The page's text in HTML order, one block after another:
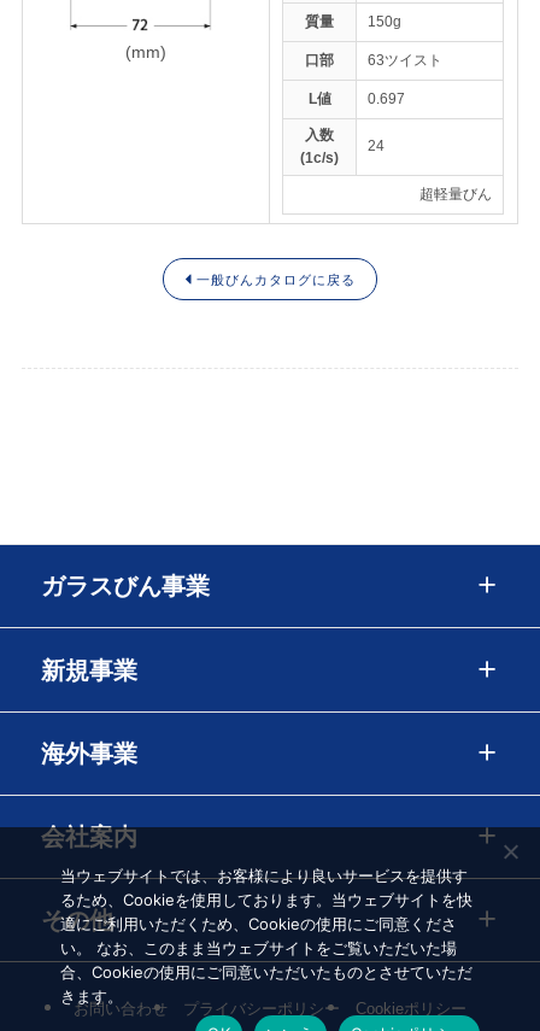
トップページ
(mm)
質量 150g
口部 63ツイスト
L値 0.697
入数
(1c/s)
24
超軽量びん
一般びんカタログに戻る
ガラスびん事業
新規事業
海外事業
会社案内
その他
お問い合わせ プライバシーポリシー Cookieポリシー
当ウェブサイトでは、お客様により良いサービスを提供す
るため、Cookieを使用しております。当ウェブサイトを快
適にご利用いただくため、Cookieの使用にご同意くださ
い。 なお、このまま当ウェブサイトをご覧いただいた場
合、Cookieの使用にご同意いただいたものとさせていただ
きます。